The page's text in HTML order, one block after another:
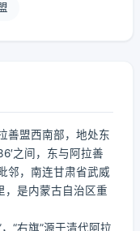
善盟西南部，地处东
之间，东与阿拉善
邻，南连甘肃省武威
，是内蒙古自治区重
“右旗”源于清代阿拉